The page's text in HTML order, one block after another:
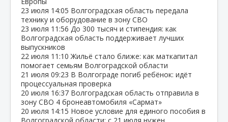
23 июля 14:05 Волгоградская область передала
технику и оборудование в зону СВО
23 июля 11:56 До 300 тысяч и стипендия: как
Волгоградская область поддерживает лучших
выпускников
22 июля 11:10 Жильё стало ближе: как маткапитал
помогает семьям Волгоградской области
21 июля 09:23 В Волгограде погиб ребёнок: идёт
процессуальная проверка
20 июля 16:37 Волгоградская область отправила в
зону СВО 4 бронеавтомобиля «Сармат»
20 июля 14:15 Новое условие для единого пособия в